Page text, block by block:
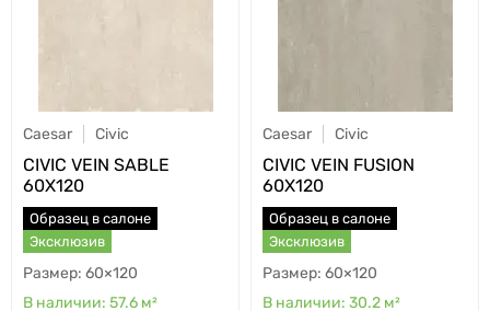
Caesar Civic
CIVIC VEIN SABLE
60X120
Образец в салоне
Эксклюзив
60×120
57.6 м²
Caesar Civic
CIVIC VEIN FUSION
60X120
Образец в салоне
Эксклюзив
60×120
30.2 м²